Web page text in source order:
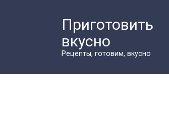
Приготовить
вкусно
Рецепты, готовим, вкусно